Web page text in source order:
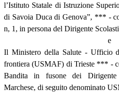
l’Istituto Statale di Istruzione
di Savoia Duca di Genova”, *** -
n, 1, in persona del Dirigente
e
Il Ministero della Salute - Ufficio
frontiera (USMAF) di Trieste *** -
Bandita in fusone dei Dirigente
Marchese, di seguito denominato